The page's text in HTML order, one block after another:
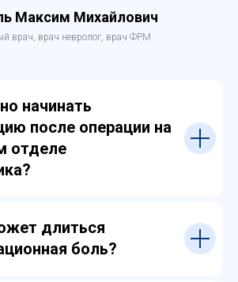
Максим Михайлович
врач, врач невролог, врач ФРМ
начинать
после операции на
отделе
длиться
боль?